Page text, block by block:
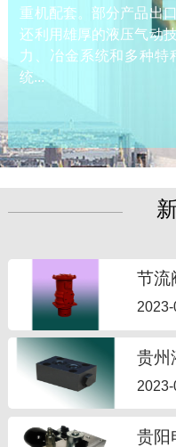
重机配套。部分产品出
还利用雄厚的液压气动
力、冶金系统和多种特
统...
节流
贵州
贵阳